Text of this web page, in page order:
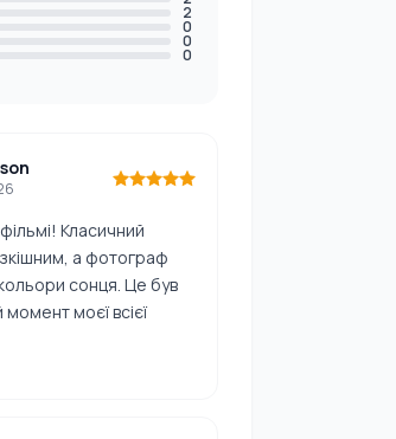
2
0
0
0
Класичний
а фотограф
сонця. Це був
моєї всієї